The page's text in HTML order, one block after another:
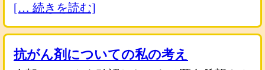
[… 続きを読む]
抗がん剤についての私の考え